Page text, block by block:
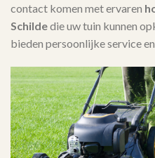
contact komen met ervaren
Schildedie uw tuin kunnen
bieden persoonlijke service en